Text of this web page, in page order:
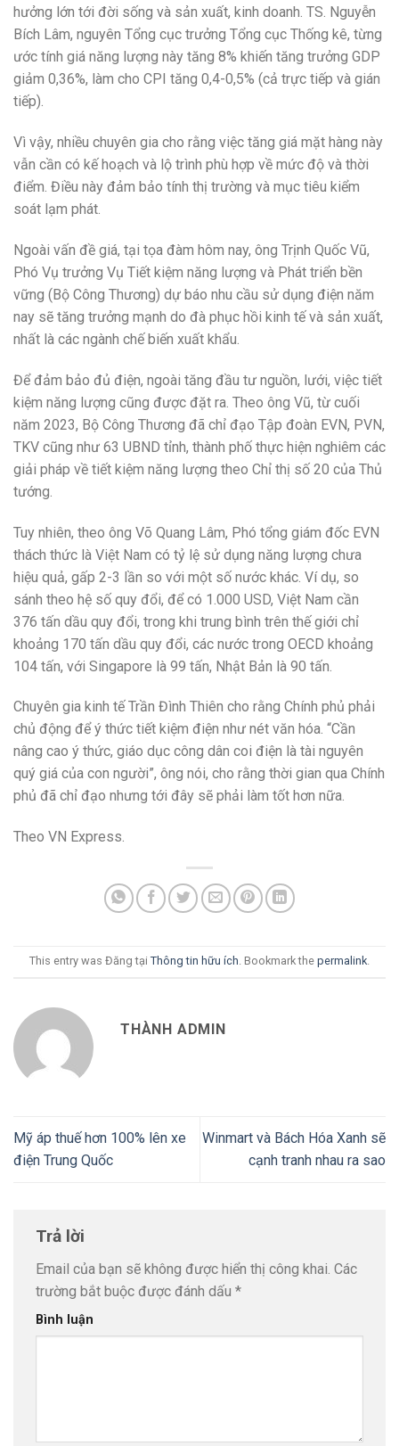
hưởng lớn tới đời sống và sản xuất, kinh doanh. TS. Nguyễn
Bích Lâm, nguyên Tổng cục trưởng Tổng cục Thống kê, từng
ước tính giá năng lượng này tăng 8% khiến tăng trưởng GDP
giảm 0,36%, làm cho CPI tăng 0,4-0,5% (cả trực tiếp và gián
tiếp).
Vì vậy, nhiều chuyên gia cho rằng việc tăng giá mặt hàng này
vẫn cần có kế hoạch và lộ trình phù hợp về mức độ và thời
điểm. Điều này đảm bảo tính thị trường và mục tiêu kiểm
soát lạm phát.
Ngoài vấn đề giá, tại tọa đàm hôm nay, ông Trịnh Quốc Vũ,
Phó Vụ trưởng Vụ Tiết kiệm năng lượng và Phát triển bền
vững (Bộ Công Thương) dự báo nhu cầu sử dụng điện năm
nay sẽ tăng trưởng mạnh do đà phục hồi kinh tế và sản xuất,
nhất là các ngành chế biến xuất khẩu.
Để đảm bảo đủ điện, ngoài tăng đầu tư nguồn, lưới, việc tiết
kiệm năng lượng cũng được đặt ra. Theo ông Vũ, từ cuối
năm 2023, Bộ Công Thương đã chỉ đạo Tập đoàn EVN, PVN,
TKV cũng như 63 UBND tỉnh, thành phố thực hiện nghiêm các
giải pháp về tiết kiệm năng lượng theo Chỉ thị số 20 của Thủ
tướng.
Tuy nhiên, theo ông Võ Quang Lâm, Phó tổng giám đốc EVN
thách thức là Việt Nam có tỷ lệ sử dụng năng lượng chưa
hiệu quả, gấp 2-3 lần so với một số nước khác. Ví dụ, so
sánh theo hệ số quy đổi, để có 1.000 USD, Việt Nam cần
376 tấn dầu quy đổi, trong khi trung bình trên thế giới chỉ
khoảng 170 tấn dầu quy đổi, các nước trong OECD khoảng
104 tấn, với Singapore là 99 tấn, Nhật Bản là 90 tấn.
Chuyên gia kinh tế Trần Đình Thiên cho rằng Chính phủ phải
chủ động để ý thức tiết kiệm điện như nét văn hóa. “Cần
nâng cao ý thức, giáo dục công dân coi điện là tài nguyên
quý giá của con người”, ông nói, cho rằng thời gian qua Chính
phủ đã chỉ đạo nhưng tới đây sẽ phải làm tốt hơn nữa.
Theo VN Express.
This entry was Đăng tại Thông tin hữu ích. Bookmark the permalink.
THÀNH ADMIN
Mỹ áp thuế hơn 100% lên xe
điện Trung Quốc
Winmart và Bách Hóa Xanh sẽ
cạnh tranh nhau ra sao
Trả lời
Email của bạn sẽ không được hiển thị công khai. Các
trường bắt buộc được đánh dấu *
Bình luận